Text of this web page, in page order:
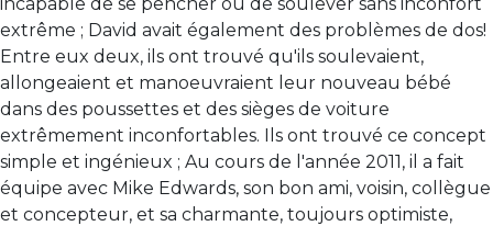
extrême ; David avait également des problèmes de dos!
Entre eux deux, ils ont trouvé qu'ils soulevaient,
allongeaient et manoeuvraient leur nouveau bébé
dans des poussettes et des sièges de voiture
extrêmement inconfortables. Ils ont trouvé ce concept
simple et ingénieux ; Au cours de l'année 2011, il a fait
équipe avec Mike Edwards, son bon ami, voisin, collègue
et concepteur, et sa charmante, toujours optimiste,